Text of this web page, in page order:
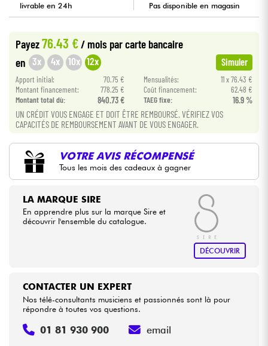
Câbles & Access.
HiFi
Packs
Voir nos marques
livrable en 24h
Pas disponible en magasin
Payez76.43 €/ mois par carte bancaire
en 3x 4x 10x 12x Simuler
Apport initial: 70.75 € Mensualités:
11 x 76.43 €
Montant financement:
778.25 € Coût financement:
62.48 €
Montant total dù:
840.73 € TAEG fixe: 16.9 %
UN CRÉDIT VOUS ENGAGE ET DOIT ÊTRE REMBOURSÉ. VÉRIFIEZ VOS
CAPACITÉS DE REMBOURSEMENT AVANT DE VOUS ENGAGER.
VOTRE AVIS RÉCOMPENSÉ
Tous les mois des cadeaux à gagner
LA MARQUE SIRE
En apprendre plus sur la marque Sire et
découvrir l'ensemble du catalogue.
DÉCOUVRIR
CONTACTER UN EXPERT
Nos télé-consultants musiciens et passionnés sont là pour
répondre à toutes vos questions.
01 81 930 900 email